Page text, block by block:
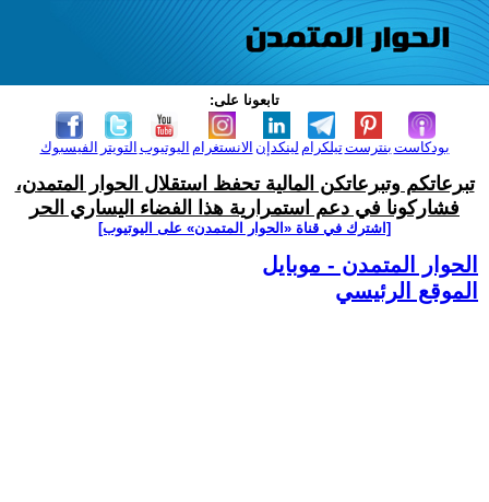
تابعونا على:
الفيسبوك التويتر اليوتيوب الانستغرام لينكدإن تيلكرامبنترست بودكاست
تبرعاتكم وتبرعاتكن المالية تحفظ استقلال الحوار المتمدن،
فشاركونا في دعم استمرارية هذا الفضاء اليساري الحر
[اشترك في قناة ‫«الحوار المتمدن» على اليوتيوب]
الحوار المتمدن - موبايل
الموقع الرئيسي